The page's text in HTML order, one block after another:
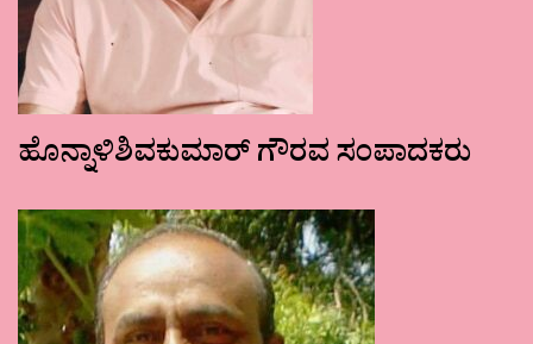
ಹೊನ್ನಾಳಿಶಿವಕುಮಾರ್ ಗೌರವ ಸಂಪಾದಕರು